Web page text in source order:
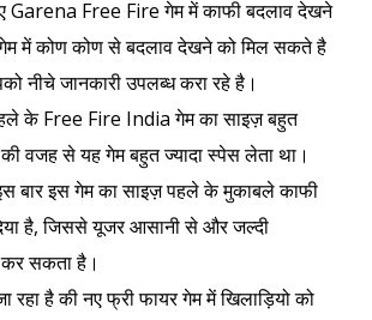
Garena Free Fire गेम में काफी बदलाव देखने
में कोण कोण से बदलाव देखने को मिल सकते है
नीचे जानकारी उपलब्ध करा रहे है।
के Free Fire India गेम का साइज़ बहुत
की वजह से यह गेम बहुत ज्यादा स्पेस लेता था।
बार इस गेम का साइज़ पहले के मुकाबले काफी
है, जिससे यूजर आसानी से और जल्दी
सकता है।
रहा है की नए फ्री फायर गेम में खिलाड़ियो को